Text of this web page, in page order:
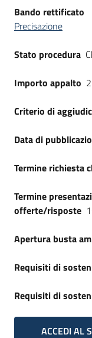
English
Seguici
su
Bando rettificato
Precisazione
Stato procedura
Importo appalto
Criterio di
Data di
Termine richiesta
Termine
offerte/risposte
Apertura busta
Requisiti di
Requisiti di
ACCEDI AL